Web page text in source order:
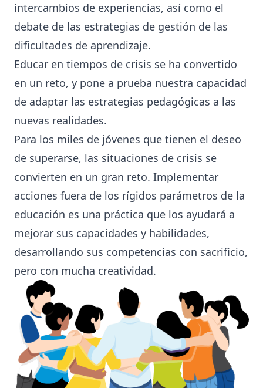
intercambios de experiencias, así como el
debate de las estrategias de gestión de las
dificultades de aprendizaje.
Educar en tiempos de crisis se ha convertido
en un reto, y pone a prueba nuestra capacidad
de adaptar las estrategias pedagógicas a las
nuevas realidades.
Para los miles de jóvenes que tienen el deseo
de superarse, las situaciones de crisis se
convierten en un gran reto. Implementar
acciones fuera de los rígidos parámetros de la
educación es una práctica que los ayudará a
mejorar sus capacidades y habilidades,
desarrollando sus competencias con sacrificio,
pero con mucha creatividad.